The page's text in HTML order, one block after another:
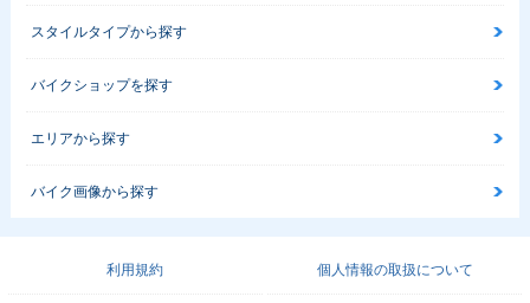
スタイルタイプから探す
バイクショップを探す
エリアから探す
バイク画像から探す
利用規約 個人情報の取扱について